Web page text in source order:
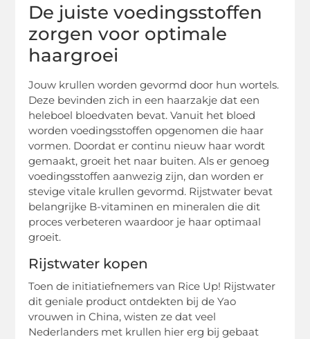
De juiste voedingsstoffen
zorgen voor optimale
haargroei
Jouw krullen worden gevormd door hun wortels.
Deze bevinden zich in een haarzakje dat een
heleboel bloedvaten bevat. Vanuit het bloed
worden voedingsstoffen opgenomen die haar
vormen. Doordat er continu nieuw haar wordt
gemaakt, groeit het naar buiten. Als er genoeg
voedingsstoffen aanwezig zijn, dan worden er
stevige vitale krullen gevormd. Rijstwater bevat
belangrijke B-vitaminen en mineralen die dit
proces verbeteren waardoor je haar optimaal
groeit.
Rijstwater kopen
Toen de initiatiefnemers van Rice Up! Rijstwater
dit geniale product ontdekten bij de Yao
vrouwen in China, wisten ze dat veel
Nederlanders met krullen hier erg bij gebaat